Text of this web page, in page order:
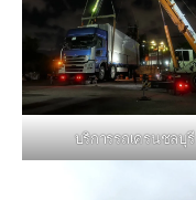
บริการรถเครนชลบุรี